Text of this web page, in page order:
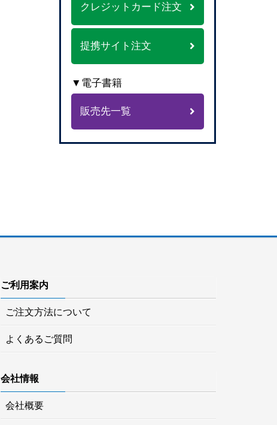
クレジットカード注文
提携サイト注文
▼電子書籍
販売先一覧
ご利用案内
ご注文方法について
よくあるご質問
会社情報
会社概要